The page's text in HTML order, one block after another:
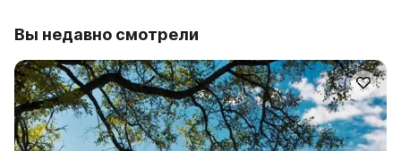
Вы недавно смотрели